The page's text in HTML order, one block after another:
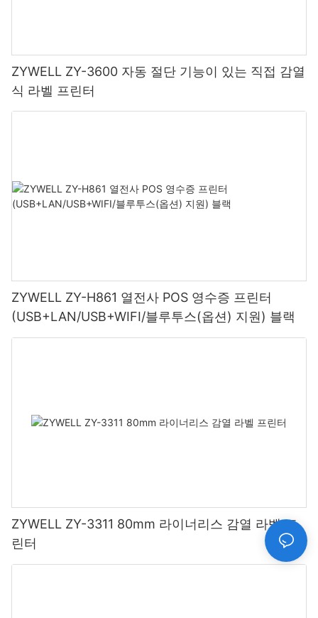
ZYWELL ZY-3600 자동 절단 기능이 있는 직접 감열
식 라벨 프린터
ZYWELL ZY-H861 열전사 POS 영수증 프린터
(USB+LAN/USB+WIFI/블루투스(옵션) 지원) 블랙
ZYWELL ZY-3311 80mm 라이너리스 감열 라벨 프
린터